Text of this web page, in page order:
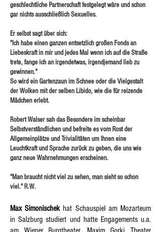
geschlechtliche Partnerschaft festgelegt wäre und schon
gar nichts ausschließlich Sexuelles.
Er selbst sagt über sich:
"Ich habe einen ganzen entsetzlich großen Fonds an
Liebeskraft in mir und jedes Mal wenn ich auf die Straße
trete, fange ich an irgendetwas, irgendjemand lieb zu
gewinnen."
So wird ein Gartenzaun im Schnee oder die Vielgestalt
der Wolken mit der selben Libido, wie die für reizende
Mädchen erlebt.
Robert Walser sah das Besondere im scheinbar
Selbstverständlichen und befreite es vom Rost der
Allgemeinplätze und Trivialitäten um Ihnen eine
Leuchtkraft und Sprache zurück zu geben, die uns wie
ganz neue Wahrnehmungen erscheinen.
"Man braucht nicht viel zu sehen, man sieht so schon
viel." R.W.
Max Simonischek hat Schauspiel am Mozarteum
in Salzburg studiert und hatte Engagements u.a.